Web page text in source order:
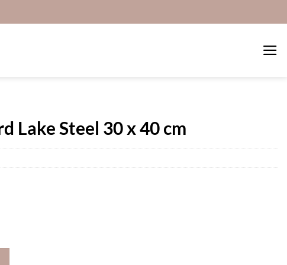
Lake Steel 30 x 40 cm